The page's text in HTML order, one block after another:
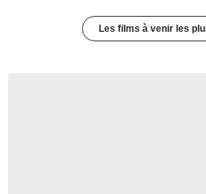
Les films à venir les